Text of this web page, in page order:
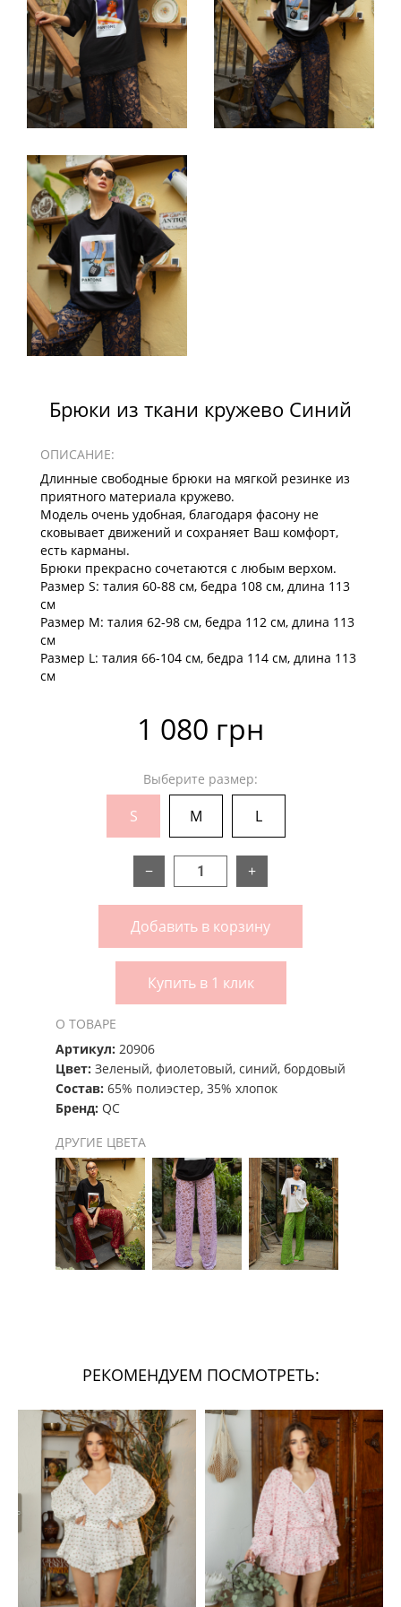
Брюки из ткани кружево Синий
ОПИСАНИЕ:
Длинные свободные брюки на мягкой резинке из
приятного материала кружево.
Модель очень удобная, благодаря фасону не
сковывает движений и сохраняет Ваш комфорт,
есть карманы.
Брюки прекрасно сочетаются с любым верхом.
Размер S: талия 60-88 см, бедра 108 см, длина 113
см
Размер М: талия 62-98 см, бедра 112 см, длина 113
см
Размер L: талия 66-104 см, бедра 114 см, длина 113
см
1 080 грн
Выберите размер:
S M L
− +
Добавить в корзину
Купить в 1 клик
О ТОВАРЕ
Артикул: 20906
Цвет: Зеленый, фиолетовый, синий, бордовый
Состав: 65% полиэстер, 35% хлопок
Бренд: QC
ДРУГИЕ ЦВЕТА
РЕКОМЕНДУЕМ ПОСМОТРЕТЬ: